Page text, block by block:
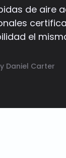
de aire
el
Daniel Carter